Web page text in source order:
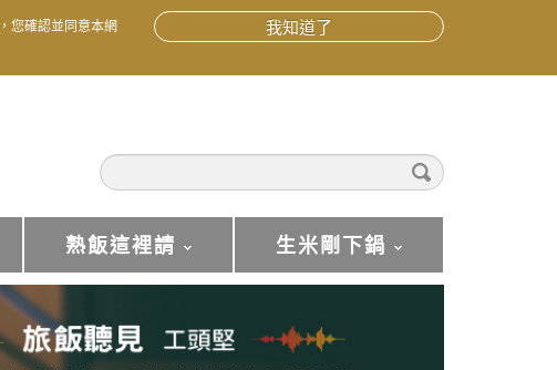
熟飯這裡請 生米剛下鍋
您確認並同意本網
我知道了